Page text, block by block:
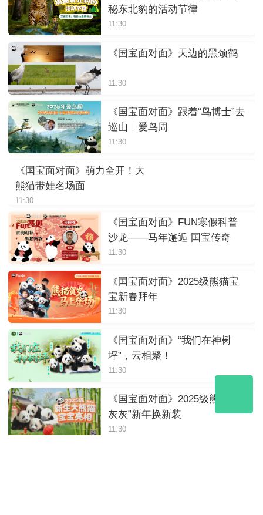
秘东北豹的活动节律
11:30
《国宝面对面》天边的黑颈鹤
11:30
《国宝面对面》跟着“鸟博士”去
巡山｜爱鸟周
11:30
《国宝面对面》萌力全开！大
熊猫带娃名场面
11:30
《国宝面对面》FUN寒假科普
沙龙——马年邂逅 国宝传奇
11:30
《国宝面对面》2025级熊猫宝
宝新春拜年
11:30
《国宝面对面》“我们在神树
坪”，云相聚！
11:30
《国宝面对面》2025级熊猫“小
灰灰”新年换新装
11:30